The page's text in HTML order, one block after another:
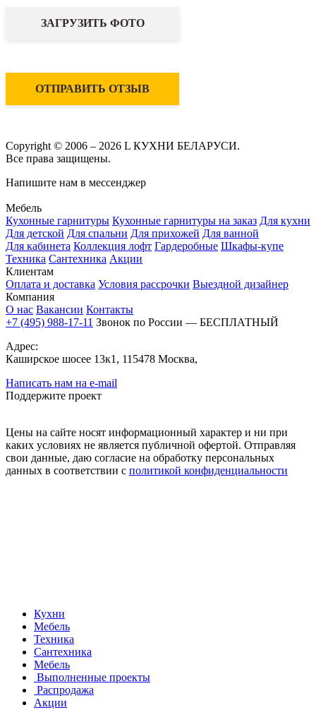
ЗАГРУЗИТЬ ФОТО
ОТПРАВИТЬ ОТЗЫВ
Copyright © 2006 – 2026 L КУХНИ БЕЛАРУСИ.
Все права защищены.
Напишите нам в мессенджер
Мебель
Кухонные гарнитуры Кухонные гарнитуры на заказ Для кухни
Для детской Для спальни Для прихожей Для ванной
Для кабинета Коллекция лофт Гардеробные Шкафы-купе
Техника Сантехника Акции
Клиентам
Оплата и доставка Условия рассрочки Выездной дизайнер
Компания
О нас Вакансии Контакты
+7 (495) 988-17-11 Звонок по России — БЕСПЛАТНЫЙ
Адрес:
Каширское шосее 13к1, 115478 Москва,
Написать нам на e-mail
Поддержите проект
Цены на сайте носят информационный характер и ни при
каких условиях не является публичной офертой. Отправляя
свои данные, даю согласие на обработку персональных
данных в соответствии с политикой конфиденциальности
Кухни
Мебель
Техника
Сантехника
Мебель
Выполненные проекты
Распродажа
Акции